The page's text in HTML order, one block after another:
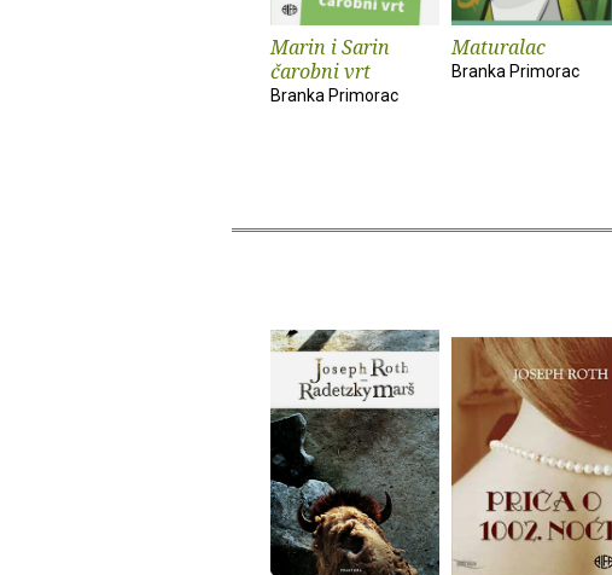
Marin i Sarin
čarobni vrt
Branka Primorac
Maturalac
Branka Primorac